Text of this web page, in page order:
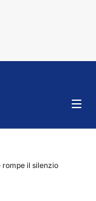
rompe il silenzio